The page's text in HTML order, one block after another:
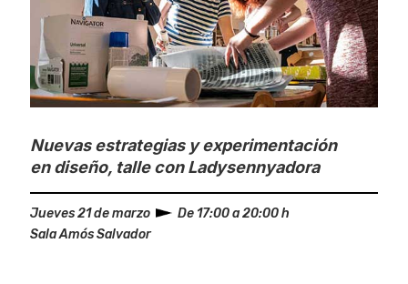
Nuevas estrategias y experimentación
en diseño, talle con Ladysennyadora
Jueves 21 de marzo
De 17:00 a 20:00 h
Sala Amós Salvador